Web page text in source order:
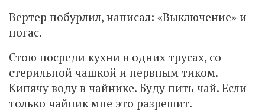
Вертер побурлил, написал: «Выключение» и
погас.
Стою посреди кухни в одних трусах, со
стерильной чашкой и нервным тиком.
Кипячу воду в чайнике. Буду пить чай. Если
только чайник мне это разрешит.